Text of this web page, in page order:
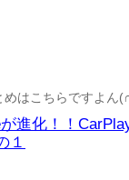
めはこちらですよん
進化！！
１